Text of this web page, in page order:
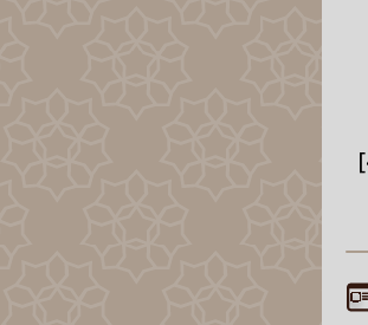
[النمل:49]